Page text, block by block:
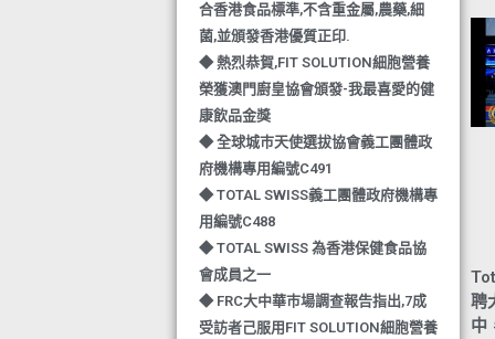
合香港食品標準,不含重金屬,農藥,細
菌,並頒發香港優質正印.
◆ 熱烈恭賀,FIT SOLUTION細胞營養
榮獲澳門廚皇協會頒發-我最喜愛的健
康飲品金獎
◆ 全球城巿天使選拔協會義工團體政
府機構專用編號C491
◆ TOTAL SWISS義工團體政府機構專
用編號C488
◆ TOTAL SWISS 為香港保健食品協
會成員之一
◆ FRC大中華巿場調查報告指出,7成
受訪者己服用FIT SOLUTION細胞營養
聘
中